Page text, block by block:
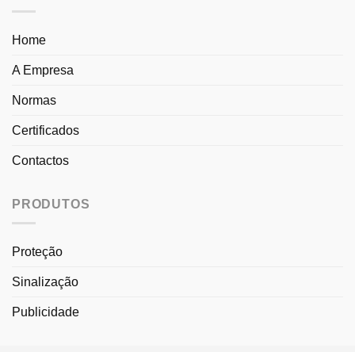
Home
A Empresa
Normas
Certificados
Contactos
PRODUTOS
Proteção
Sinalização
Publicidade